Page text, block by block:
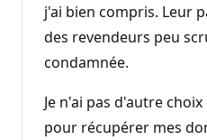
j'ai bien compris. Leur
des revendeurs peu
condamnée.
Je n'ai pas d'autre
pour récupérer mes